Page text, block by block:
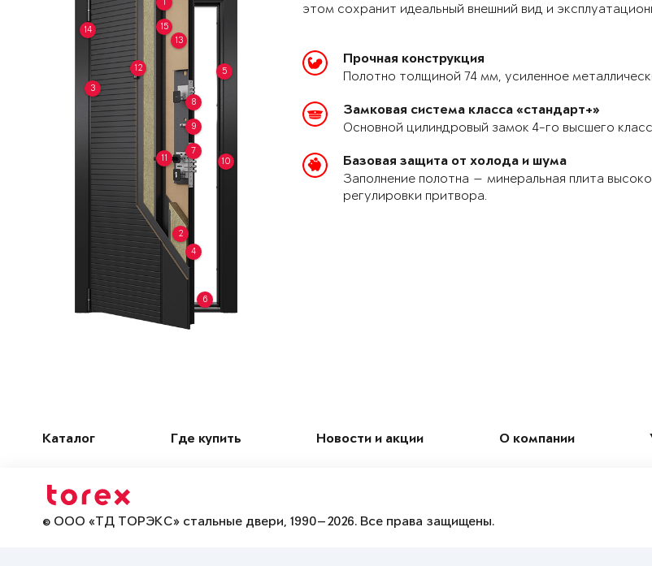
2
3
4
5
6
7
8
9
10
11
12
13
14 15
этом сохранит идеальный внешний вид и
Прочная конструкция
Полотно толщиной 74 мм, усиленное
Замковая система класса «стандарт+»
Основной цилиндровый замок 4-го высшего
Базовая защита от холода и шума
Заполнение полотна — минеральная плита
регулировки притвора.
Каталог Где купить Новости и акции О компании
© ООО «ТД ТОРЭКС» стальные двери, 1990—2026. Все права защищены.